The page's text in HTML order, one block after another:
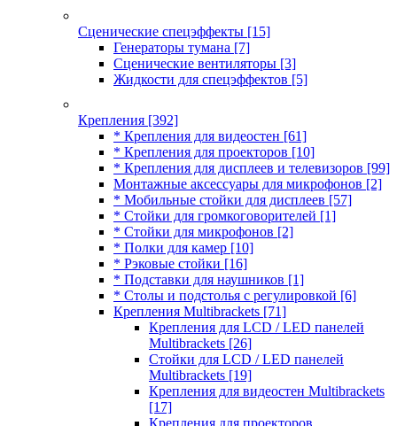
Сценические спецэффекты [15]
Генераторы тумана [7]
Сценические вентиляторы [3]
Жидкости для спецэффектов [5]
Крепления [392]
* Крепления для видеостен [61]
* Крепления для проекторов [10]
* Крепления для дисплеев и телевизоров [99]
Монтажные аксессуары для микрофонов [2]
* Мобильные стойки для дисплеев [57]
* Стойки для громкоговорителей [1]
* Стойки для микрофонов [2]
* Полки для камер [10]
* Рэковые стойки [16]
* Подставки для наушников [1]
* Столы и подстолья с регулировкой [6]
Крепления Multibrackets [71]
Крепления для LCD / LED панелей
Multibrackets [26]
Стойки для LCD / LED панелей
Multibrackets [19]
Крепления для видеостен Multibrackets
[17]
Крепления для проекторов